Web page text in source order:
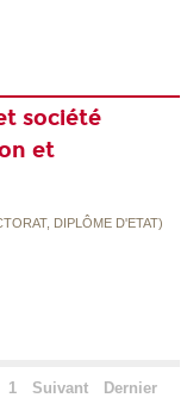
société
et
DIPLÔME D'ETAT)
1 Suivant Dernier